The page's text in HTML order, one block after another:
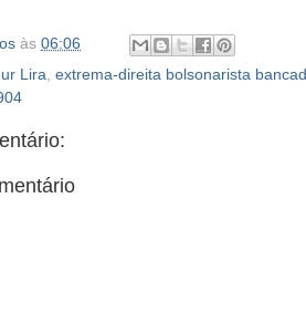
às 06:06
Lira
extrema-direita bolsonarista